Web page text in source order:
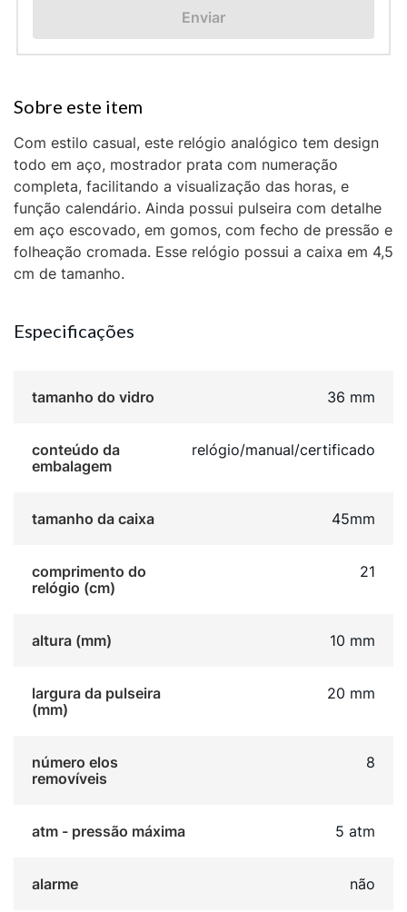
Enviar
Com estilo casual, este relógio analógico tem design
todo em aço, mostrador prata com numeração
completa, facilitando a visualização das horas, e
função calendário. Ainda possui pulseira com detalhe
em aço escovado, em gomos, com fecho de pressão e
folheação cromada. Esse relógio possui a caixa em 4,5
cm de tamanho.
Especificações
tamanho do vidro 36 mm
conteúdo da
embalagem
relógio/manual/certificado
tamanho da caixa 45mm
comprimento do
relógio (cm)
21
altura (mm) 10 mm
largura da pulseira
(mm)
20 mm
número elos
removíveis
8
atm - pressão máxima 5 atm
alarme não